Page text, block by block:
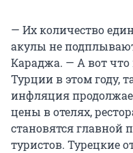
— Их количество
акулы не
Караджа. — А вот что
Турции в этом году,
инфляция
цены в отелях,
становятся главной
туристов. Турецкие